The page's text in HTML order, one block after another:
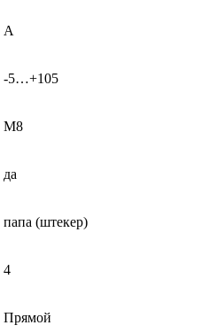
A
-5…+105
M8
да
папа (штекер)
4
Прямой